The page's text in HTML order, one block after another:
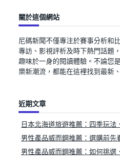
關於這個網站
尼碼新聞不僅專注於賽事分析和
專訪、影視評析及時下熱門話題
趣味於一身的閱讀體驗。不論您
樂新潮流，都能在這裡找到最新
近期文章
日本北海道旅遊推薦：四季玩
男性產品威而鋼推薦：選購前
男性產品威而鋼推薦：如何挑